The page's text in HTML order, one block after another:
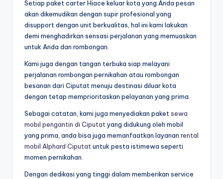
Setiap paket carter Hiace keluar kota yang Anda pesan
akan dikemudikan dengan supir profesional yang
disupport dengan unit berkualitas, hal ini kami lakukan
demi menghadirkan sensasi perjalanan yang memuaskan
untuk Anda dan rombongan.
Kami juga dengan tangan terbuka siap melayani
perjalanan rombongan pernikahan atau rombongan
besanan dari Ciputat menuju destinasi diluar kota
dengan tetap memprioritaskan pelayanan yang prima.
Sebagai catatan, kami juga menyediakan paketsewa
mobil pengantin di Ciputatyang didukung oleh mobil
yang prima, anda bisa juga memanfaatkan layanan rental
mobil Alphard Ciputatuntuk pesta istimewa seperti
momen pernikahan.
Dengan dedikasi yang tinggi dalam memberikan service